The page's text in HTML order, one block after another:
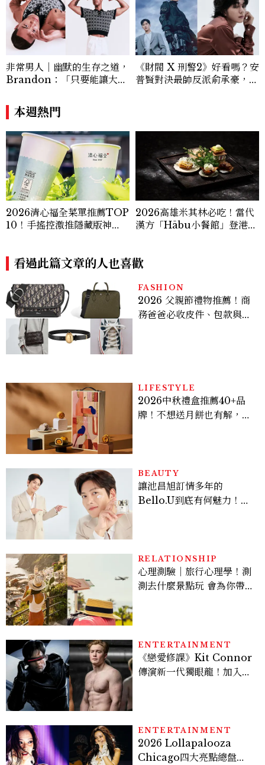
非常男人｜幽默的生存之道，
Brandon：「只要能讓大家
讓敵人成為朋友。」
《財閥 X 刑警2》好看嗎？安
普賢對決最帥反派俞承豪，鄭
本週熱門
2026清心福全菜單推薦TOP
10！手搖控激推隱藏版神
2026高雄米其林必吃！當代
漢方「Hābu小餐館」登港
看過此篇文章的人也喜歡
FASHION
2026 父親節禮物推薦！商
務爸爸必收皮件、包款與鞋
LIFESTYLE
2026中秋禮盒推薦40+品
牌！不想送月餅也有解，送
BEAUTY
讓池昌旭訂情多年的
Bello.U到底有何魅力！揭
倦感，超神！
RELATIONSHIP
心理測驗｜旅行心理學！測
測去什麼景點玩 會為你帶來
ENTERTAINMENT
《戀愛修課》Kit Connor
傳演新一代獨眼龍！加入新
ENTERTAINMENT
2026 Lollapalooza
Chicago四大亮點總盤